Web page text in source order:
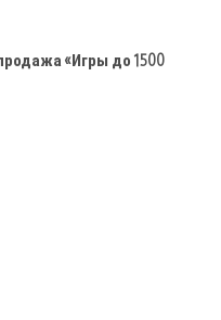
«Игры до 1500